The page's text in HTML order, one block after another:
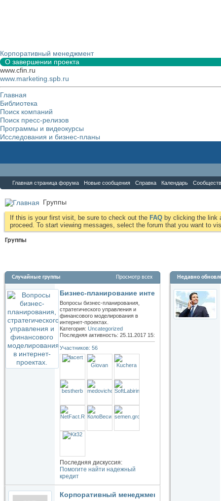
Корпоративный менеджмент
О завершении проекта
www.cfin.ru
www.marketing.spb.ru
Главная
Библиотека
Поиск компаний
Поиск пресс-релизов
Программы и видеокурсы
Исследования и бизнес-планы
Главная страница форума Новые сообщения Справка Календарь
Группы
If this is your first visit, be sure to check out the FAQ by clicking the link
proceed. To start viewing messages, select the forum that you want to
Группы
Просмотр всех
Случайные группы
Бизнес-планирование интернет-проектов
Вопросы бизнес-планирования,
стратегического управления и
финансового моделирования в
интернет-проектах.
Категория: Uncategorized
Последняя активность: 25.11.2017 15:21
Участников: 56
Последняя дискуссия:
Помогите найти надежный
кредит
Корпоративный менеджмент
Недавно